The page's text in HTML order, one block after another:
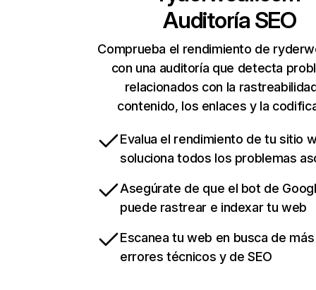
Auditoría SEO
Comprueba el rendimiento de
con una auditoría que detecta
relacionados con la
contenido, los enlaces y la
Evalua el rendimiento de tu sitio
soluciona todos los problemas
Asegúrate de que el bot de
puede rastrear e indexar tu web
Escanea tu web en busca de
errores técnicos y de SEO